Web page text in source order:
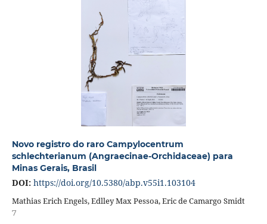
Novo registro do raro Campylocentrum
schlechterianum (Angraecinae-Orchidaceae) para
Minas Gerais, Brasil
DOI: https://doi.org/10.5380/abp.v55i1.103104
Mathias Erich Engels, Edlley Max Pessoa, Eric de Camargo Smidt
7